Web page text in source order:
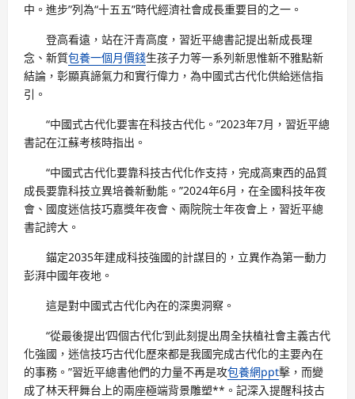
中。進步”列為“十五五”時代經濟社會成長重要目的之一。
登高看遠，站在汗青高度，習近平總書記提出新成長理
念、新質包養一個月價錢生孩子力等一系列新思惟新不雅點新
結論，彰顯真諦氣力和實行偉力，為中國式古代化供給迷信指
引。
“中國式古代化要害在科技古代化。”2023年7月，習近平總
書記在江蘇考核時指出。
“中國式古代化要靠科技古代化作支持，完成高東西的品質
成長要靠科技立異培養新動能。”2024年6月，在全國科技年夜
會、國度迷信技巧嘉獎年夜會、兩院院士年夜會上，習近平總
書記誇大。
錨定2035年建成科技強國的計謀目的，立異作為第一動力
彭湃中國年夜地。
這是對中國式古代化內在的深奧洞察。
“從最後提出‘四個古代化’到此刻提出周全扶植社會主義古代
化強國，迷信技巧古代化歷來都是我國完成古代化的主要內在
的事務。”習近平總書他們的力量不再是攻包養網ppt擊，而變
成了林天秤舞台上的兩座極端背景雕塑**。記深入提醒科技古